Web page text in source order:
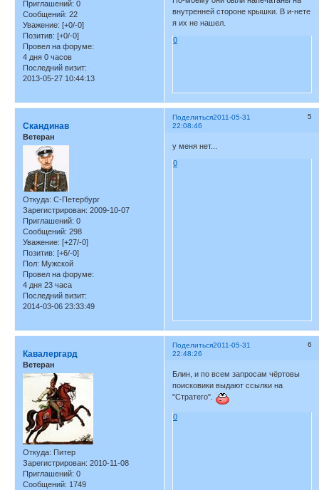
Приглашений: 0
Сообщений: 22
Уважение: [+0/-0]
Позитив: [+0/-0]
Провел на форуме:
4 дня 0 часов
Последний визит:
2013-05-27 10:44:13
внутренней стороне крышки. В и-нете
я их не нашел.
0
Поделиться 5
2011-05-31
22:08:46
Скандинав
Ветеран
Откуда: С-Петербург
Зарегистрирован: 2009-10-07
Приглашений: 0
Сообщений: 298
Уважение: [+27/-0]
Позитив: [+6/-0]
Пол: Мужской
Провел на форуме:
4 дня 23 часа
Последний визит:
2014-03-06 23:33:49
у меня нет...
0
Поделиться 6
2011-05-31
22:48:26
Кавалергард
Ветеран
Откуда: Питер
Зарегистрирован: 2010-11-08
Приглашений: 0
Сообщений: 1749
Блин, и по всем запросам чёртовы
поисковики выдают ссылки на
"Стратего".
0